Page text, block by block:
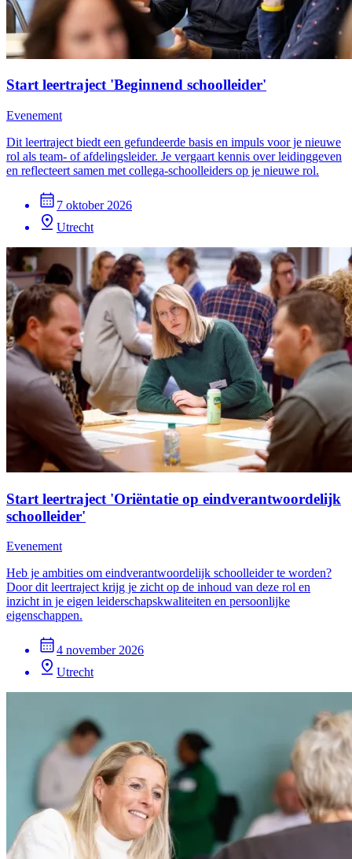
Start leertraject 'Beginnend schoolleider'
Evenement
Dit leertraject biedt een gefundeerde basis en impuls voor je nieuwe
rol als team- of afdelingsleider. Je vergaart kennis over leidinggeven
en reflecteert samen met collega-schoolleiders op je nieuwe rol.
7 oktober 2026
Utrecht
Start leertraject 'Oriëntatie op eindverantwoordelijk
schoolleider'
Evenement
Heb je ambities om eindverantwoordelijk schoolleider te worden?
Door dit leertraject krijg je zicht op de inhoud van deze rol en
inzicht in je eigen leiderschapskwaliteiten en persoonlijke
eigenschappen.
4 november 2026
Utrecht